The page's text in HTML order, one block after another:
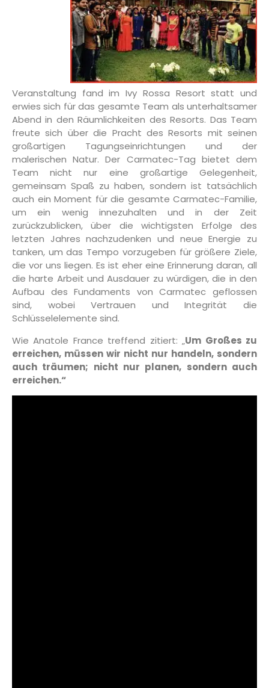
Veranstaltung fand im Ivy Rossa Resort statt und
erwies sich für das gesamte Team als unterhaltsamer
Abend in den Räumlichkeiten des Resorts. Das Team
freute sich über die Pracht des Resorts mit seinen
großartigen Tagungseinrichtungen und der
malerischen Natur. Der Carmatec-Tag bietet dem
Team nicht nur eine großartige Gelegenheit,
gemeinsam Spaß zu haben, sondern ist tatsächlich
auch ein Moment für die gesamte Carmatec-Familie,
um ein wenig innezuhalten und in der Zeit
zurückzublicken, über die wichtigsten Erfolge des
letzten Jahres nachzudenken und neue Energie zu
tanken, um das Tempo vorzugeben für größere Ziele,
die vor uns liegen. Es ist eher eine Erinnerung daran, all
die harte Arbeit und Ausdauer zu würdigen, die in den
Aufbau des Fundaments von Carmatec geflossen
sind, wobei Vertrauen und Integrität die
Schlüsselelemente sind.
Wie Anatole France treffend zitiert: „Um Großes zu
erreichen, müssen wir nicht nur handeln, sondern
auch träumen; nicht nur planen, sondern auch
erreichen.“